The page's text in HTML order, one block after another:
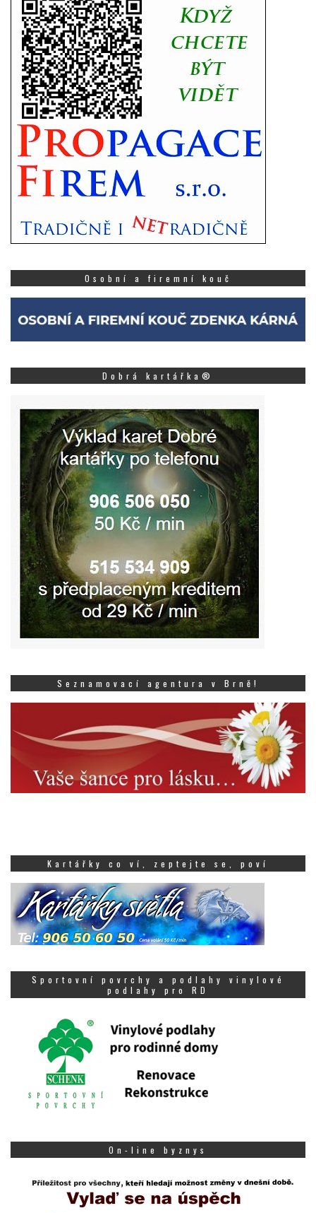
Osobní a firemní kouč
Dobrá kartářka®
Seznamovací agentura v Brně!
Kartářky co ví, zeptejte se, poví
Sportovní povrchy a podlahy vinylové
podlahy pro RD
On-line byznys